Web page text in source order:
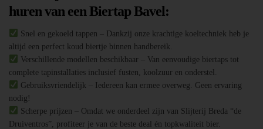
huren van een Biertap Bavel:
Snel en gekoeld tappen – Dankzij onze krachtige koeltechniek heb je
altijd een perfect koud biertje binnen handbereik.
Verschillende modellen beschikbaar – Van eenvoudige biertaps tot
complete tapinstallaties inclusief fusten, koolzuur en onderstel.
Gebruiksvriendelijk – Iedereen kan ermee overweg. Geen ervaring
nodig!
Scherpe prijzen – Omdat we onderdeel zijn van Slijterij Breda “de
Druiventros”, profiteer je van de beste deal én topkwaliteit bier.